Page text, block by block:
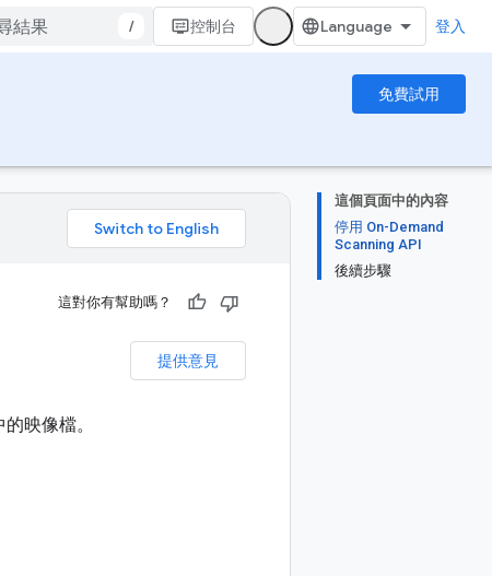
/ 控制台 登入
免費試用
這個頁面中的內容
停用 On-Demand
Scanning API
後續步驟
這對你有幫助嗎？
提供意見
映像檔。